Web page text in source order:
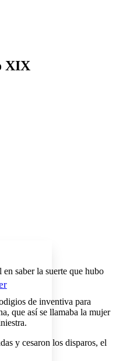
XIX
Increase font size
Increase font size
saber la suerte que hubo
de inventiva para
que así se llamaba la mujer
y cesaron los disparos, el